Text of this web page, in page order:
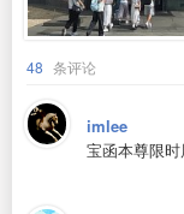
48 条评论
imlee
宝函本尊限时